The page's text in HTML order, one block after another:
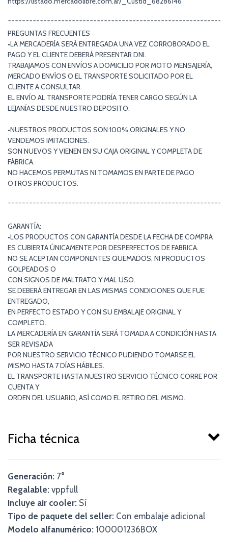
PREGUNTAS FRECUENTES
•LA MERCADERÍA SERÁ ENTREGADA UNA VEZ CORROBORADO EL
PAGO Y EL CLIENTE DEBERÁ PRESENTAR DNI.
TRABAJAMOS CON ENVÍOS A DOMICILIO POR MOTO MENSAJERÍA,
MERCADO ENVÍOS O EL TRANSPORTE SOLICITADO POR EL
CLIENTE A CONSULTAR.
EL ENVÍO AL TRANSPORTE PODRÍA TENER CARGO SEGÚN LA
LEJANÍAS DESDE NUESTRO DEPOSITO.
•NUESTROS PRODUCTOS SON 100% ORIGINALES Y NO
VENDEMOS IMITACIONES.
SON NUEVOS Y VIENEN EN SU CAJA ORIGINAL Y COMPLETA DE
FÁBRICA.
NO HACEMOS PERMUTAS NI TOMAMOS EN PARTE DE PAGO
OTROS PRODUCTOS.
GARANTÍA:
•LOS PRODUCTOS CON GARANTÍA DESDE LA FECHA DE COMPRA
ES CUBIERTA ÚNICAMENTE POR DESPERFECTOS DE FABRICA.
NO SE ACEPTAN COMPONENTES QUEMADOS, NI PRODUCTOS
GOLPEADOS O
CON SIGNOS DE MALTRATO Y MAL USO.
SE DEBERÁ ENTREGAR EN LAS MISMAS CONDICIONES QUE FUE
ENTREGADO,
EN PERFECTO ESTADO Y CON SU EMBALAJE ORIGINAL Y
COMPLETO.
LA MERCADERÍA EN GARANTÍA SERÁ TOMADA A CONDICIÓN HASTA
SER REVISADA
POR NUESTRO SERVICIO TÉCNICO PUDIENDO TOMARSE EL
MISMO HASTA 7 DÍAS HÁBILES.
EL TRANSPORTE HASTA NUESTRO SERVICIO TÉCNICO CORRE POR
CUENTA Y
ORDEN DEL USUARIO, ASÍ COMO EL RETIRO DEL MISMO.
Ficha técnica
Generación: 7°
Regalable: vppfull
Incluye air cooler: Sí
Tipo de paquete del seller: Con embalaje adicional
Modelo alfanumérico: 100001236BOX